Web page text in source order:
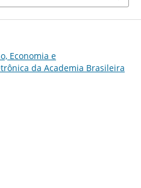
Economia e
da Academia Brasileira